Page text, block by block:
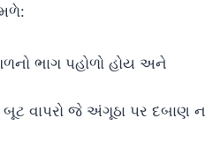
ભાગ પહોળો હોય અને
વાપરો જે અંગૂઠા પર દબાણ ન